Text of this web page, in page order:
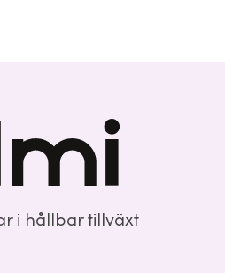
i hållbar tillväxt